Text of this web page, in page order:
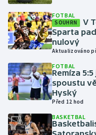
Lyže a snowboard
Motorsport
Olympijské hry
Parasport
FOTBAL
SOUHRN
V
Sparta
nulový
Aktualizováno
FOTBAL
Remíza
spoustu
Hyský
Před 12 hod
BASKETBAL